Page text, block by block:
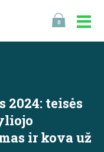
0
2024: teisės
ir kova už